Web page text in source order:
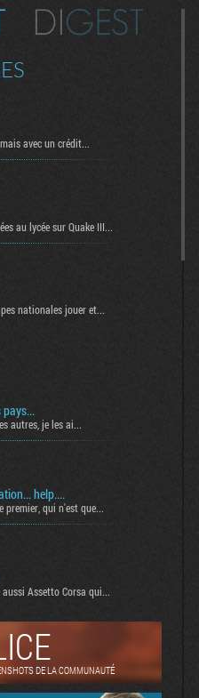
avec un crédit...
au lycée sur Quake III...
nationales jouer et...
pays...
autres, je les ai...
help....
premier, qui n'est que...
Assetto Corsa qui...
DE LA COMMUNAUTÉ